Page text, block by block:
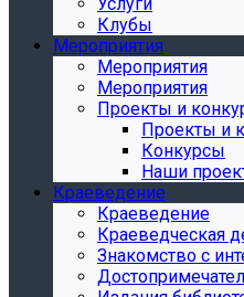
Услуги
Клубы
Мероприятия
Мероприятия
Мероприятия
Проекты и
Проекты и
Конкурсы
Наши
Краеведение
Краеведение
Краеведческая
Знакомство с